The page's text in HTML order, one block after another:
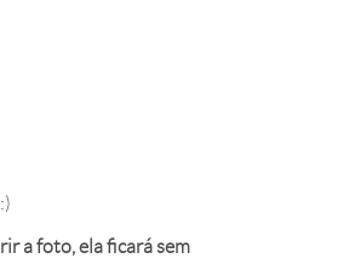
a foto, ela ficará sem